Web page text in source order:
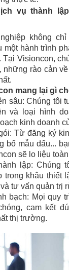
vụ thành
không
một hành trình
Tại Visioncon,
những rào cản
mang lại gì
sâu: Chúng tôi
và loại hình
kinh doanh
Từ đăng ký
bố mẫu dấu...
sẽ lo liệu
lập: Chúng
trong khâu thiết
tư vấn quản trị
bạch: Mọi quy
cam kết
thị trường.